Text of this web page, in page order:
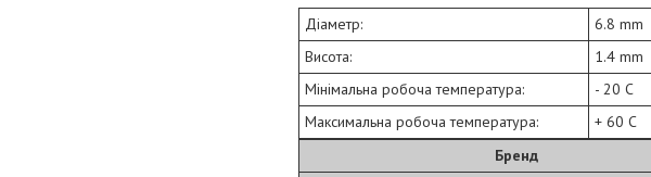
Діаметр:
6.8 mm
Висота:
1.4 mm
Мінімальна робоча температура:
- 20 C
Максимальна робоча температура:
+ 60 C
Бренд